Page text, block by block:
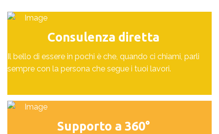
Consulenza diretta
Il bello di essere in pochi è che, quando ci chiami, parli
sempre con la persona che segue i tuoi lavori.
Supporto a 360°